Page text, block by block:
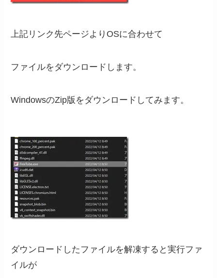
上記リンク先ページよりOSに合わせて
ファイルをダウンロードします。
WindowsのZip版をダウンロードしてみます。
ダウンロードしたファイルを解凍すると実行ファ
イルが